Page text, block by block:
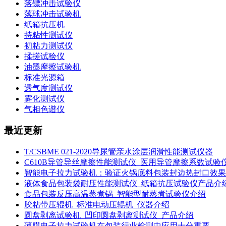
落镖冲击试验仪
落球冲击试验机
纸箱抗压机
持粘性测试仪
初粘力测试仪
揉搓试验仪
油墨摩擦试验机
标准光源箱
透气度测试仪
雾化测试仪
气相色谱仪
最近更新
T/CSBME 021-2020导尿管亲水涂层润滑性能测试仪器
C610B导管导丝摩擦性能测试仪_医用导管摩擦系数试验
智能电子拉力试验机：验证火锅底料包装封边热封口效果
液体食品包装袋耐压性能测试仪_纸箱抗压试验仪产品介
食品包装反压高温蒸煮锅_智能型耐蒸煮试验仪介绍
胶粘带压辊机_标准电动压辊机_仪器介绍
圆盘剥离试验机_凹印圆盘剥离测试仪_产品介绍